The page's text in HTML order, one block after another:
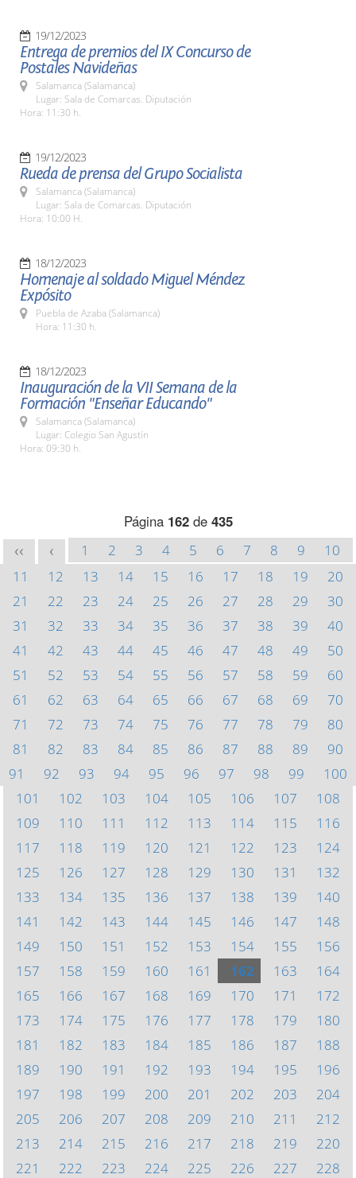
19/12/2023
Entrega de premios del IX Concurso de
Postales Navideñas
Salamanca (Salamanca)
Lugar: Sala de Comarcas. Diputación
Hora: 11:30 h.
19/12/2023
Rueda de prensa del Grupo Socialista
Salamanca (Salamanca)
Lugar: Sala de Comarcas. Diputación
Hora: 10:00 H.
18/12/2023
Homenaje al soldado Miguel Méndez
Expósito
Puebla de Azaba (Salamanca)
Hora: 11:30 h.
18/12/2023
Inauguración de la VII Semana de la
Formación "Enseñar Educando"
Salamanca (Salamanca)
Lugar: Colegio San Agustín
Hora: 09:30 h.
Página 162de 435
<< < 1 2 3 4 5 6 7 8 9
10
11
12 13 14 15 16 17 18 19
20
21
22 23 24 25 26 27 28 29
30
31
32 33 34 35 36 37 38 39
40
41
42 43 44 45 46 47 48 49
50
51
52 53 54 55 56 57 58 59
60
61
62 63 64 65 66 67 68 69
70
71
72 73 74 75 76 77 78 79
80
81
82 83 84 85 86 87 88 89
90
91
92 93 94 95 96 97 98 99
100
101
102 103 104 105 106 107
108
109
110 111 112 113 114 115
116
117
118 119 120 121 122 123
124
125
126 127 128 129 130 131
132
133
134 135 136 137 138 139
140
141
142 143 144 145 146 147
148
149
150 151 152 153 154 155
156
157
158 159 160 161 162 163
164
165
166 167 168 169 170 171
172
173
174 175 176 177 178 179
180
181
182 183 184 185 186 187
188
189
190 191 192 193 194 195
196
197
198 199 200 201 202 203
204
205
206 207 208 209 210 211
212
213
214 215 216 217 218 219
220
221
222 223 224 225 226 227
228